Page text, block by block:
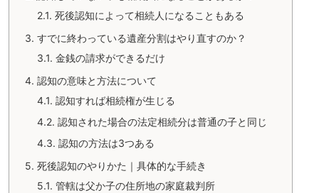
2.1. 死後認知によって相続人になることもある
3. すでに終わっている遺産分割はやり直すのか？
3.1. 金銭の請求ができるだけ
4. 認知の意味と方法について
4.1. 認知すれば相続権が生じる
4.2. 認知された場合の法定相続分は普通の子と同じ
4.3. 認知の方法は3つある
5. 死後認知のやりかた｜具体的な手続き
5.1. 管轄は父か子の住所地の家庭裁判所